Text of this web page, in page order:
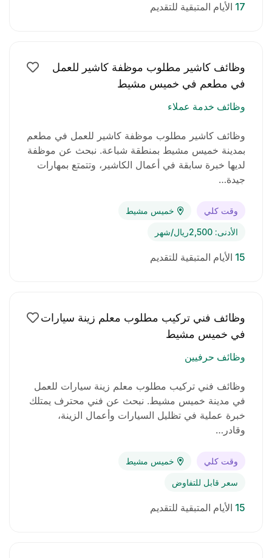
17 الأيام المتبقية للتقديم
وظائف كاشير مطلوب موظفة كاشير للعمل
في مطعم في خميس مشيط
وظائف خدمة عملاء
وظائف كاشير مطلوب موظفة كاشير للعمل في مطعم
بمدينة خميس مشيط بمنطقة شباعة. نبحث عن موظفة
لديها خبرة سابقة في أعمال الكاشير، وتتمتع بمهارات
جيدة…
وقت كلي خميس مشيط
الأدنى: 2,500ريال/شهر
15 الأيام المتبقية للتقديم
وظائف فني تركيب مطلوب معلم زينة سيارات
في خميس مشيط
وظائف حرفيين
وظائف فني تركيب مطلوب معلم زينة سيارات للعمل
في مدينة خميس مشيط. نبحث عن فني محترف يمتلك
خبرة عملية في تظليل السيارات وأعمال الزينة،
وقادر…
وقت كلي خميس مشيط
سعر قابل للتفاوض
15 الأيام المتبقية للتقديم